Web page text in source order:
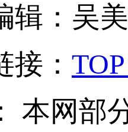
辑：吴
接 ：
本网部